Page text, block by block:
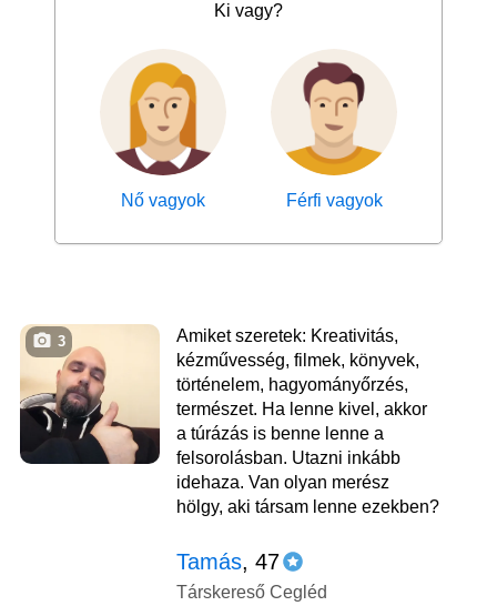
Ki vagy?
Nő vagyok Férfi vagyok
3
Amiket szeretek: Kreativitás,
kézművesség, filmek, könyvek,
történelem, hagyományőrzés,
természet. Ha lenne kivel, akkor
a túrázás is benne lenne a
felsorolásban. Utazni inkább
idehaza. Van olyan merész
hölgy, aki társam lenne ezekben?
Tamás, 47
Társkereső Cegléd